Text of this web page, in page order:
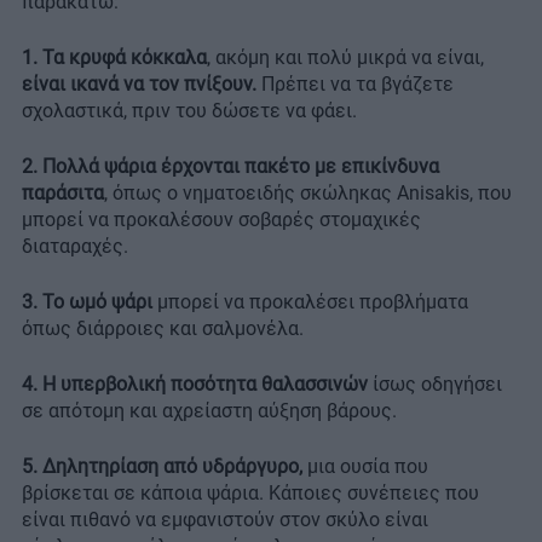
1. Τα κρυφά κόκκαλα, ακόμη και πολύ μικρά να είναι,
είναι ικανά να τον πνίξουν. Πρέπει να τα βγάζετε
σχολαστικά, πριν του δώσετε να φάει.
2. Πολλά ψάρια έρχονται πακέτο με επικίνδυνα
παράσιτα, όπως ο νηματοειδής σκώληκας Anisakis, που
μπορεί να προκαλέσουν σοβαρές στομαχικές
διαταραχές.
3. Το ωμό ψάρι μπορεί να προκαλέσει προβλήματα
όπως διάρροιες και σαλμονέλα.
4. Η υπερβολική ποσότητα θαλασσινών ίσως οδηγήσει
σε απότομη και αχρείαστη αύξηση βάρους.
5. Δηλητηρίαση από υδράργυρο, μια ουσία που
βρίσκεται σε κάποια ψάρια. Κάποιες συνέπειες που
είναι πιθανό να εμφανιστούν στον σκύλο είναι